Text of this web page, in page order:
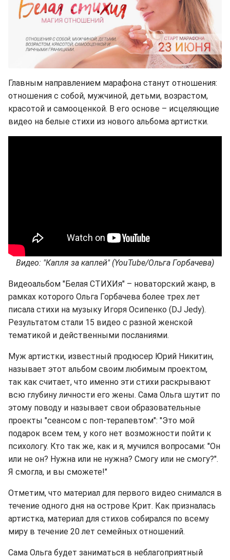
Главным направлением марафона станут отношения:
отношения с собой, мужчиной, детьми, возрастом,
красотой и самооценкой. В его основе – исцеляющие
видео на белые стихи из нового альбома артистки.
Видео: "Капля за каплей" (YouTube/Ольга Горбачева)
Видеоальбом "Белая СТИХИя" – новаторский жанр, в
рамках которого Ольга Горбачева более трех лет
писала стихи на музыку Игоря Осипенко (DJ Jedy).
Результатом стали 15 видео с разной женской
тематикой и действенными посланиями.
Муж артистки, известный продюсер Юрий Никитин,
называет этот альбом своим любимым проектом,
так как считает, что именно эти стихи раскрывают
всю глубину личности его жены. Сама Ольга шутит по
этому поводу и называет свои образовательные
проекты "сеансом с поп-терапевтом": "Это мой
подарок всем тем, у кого нет возможности пойти к
психологу. Кто так же, как и я, мучился вопросами: "Он
или не он? Нужна или не нужна? Смогу или не смогу?".
Я смогла, и вы сможете!"
Отметим, что материал для первого видео снимался в
течение одного дня на острове Крит. Как призналась
артистка, материал для стихов собирался по всему
миру в течение 20 лет семейных отношений.
Сама Ольга будет заниматься в неблагоприятный